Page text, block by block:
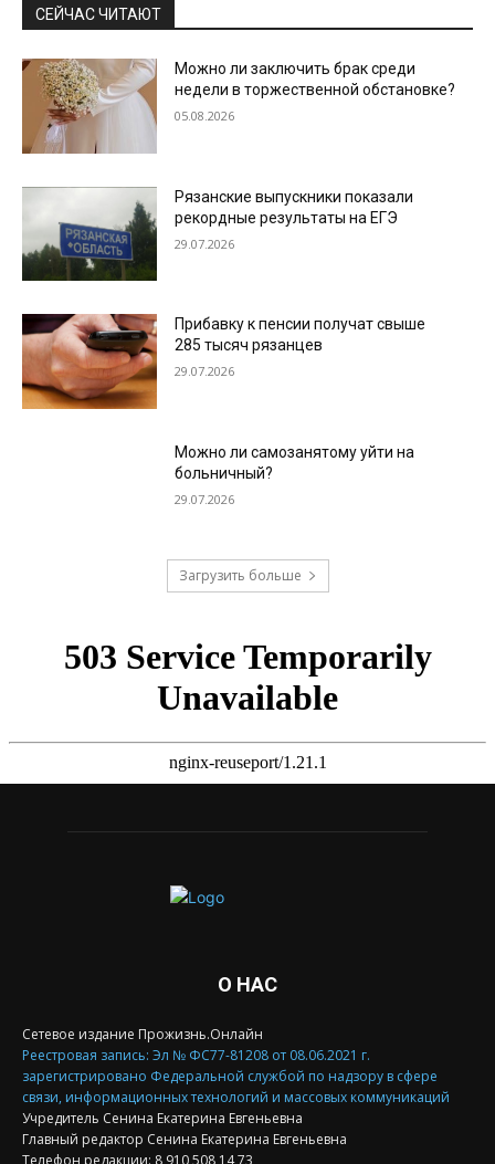
СЕЙЧАС ЧИТАЮТ
Можно ли заключить брак среди
недели в торжественной обстановке?
05.08.2026
Рязанские выпускники показали
рекордные результаты на ЕГЭ
29.07.2026
Прибавку к пенсии получат свыше
285 тысяч рязанцев
29.07.2026
Можно ли самозанятому уйти на
больничный?
29.07.2026
Загрузить больше
О НАС
Сетевое издание Прожизнь.Онлайн
Реестровая запись: Эл № ФС77-81208 от 08.06.2021 г.
зарегистрировано Федеральной службой по надзору в сфере
связи, информационных технологий и массовых коммуникаций
Учредитель Сенина Екатерина Евгеньевна
Главный редактор Сенина Екатерина Евгеньевна
Телефон редакции: 8 910 508 14 73